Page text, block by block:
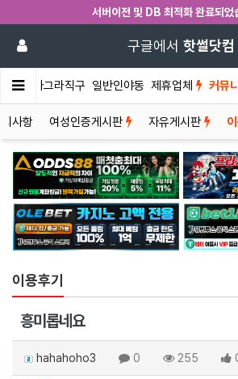
서버이전 및 DB 최적화 완료되었
구글에서 핫썰닷컴
비아그라직구 일반인야동 제휴업체 커뮤
사항 여성인증게시판 자유게시판
이용후기
흥미롭네요
hahahoho3 0 255